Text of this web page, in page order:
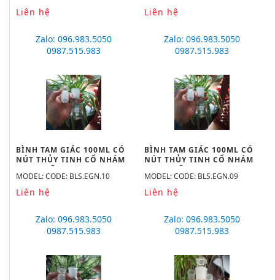
Liên hệ Liên hệ
Zalo: 096.983.5050
0987.515.983
BÌNH TAM GIÁC 100ML CÓ
NÚT THỦY TINH CỔ NHÁM
29/32, HÃNG BIOHALL-
GERMANY
MODEL: CODE: BLS.EGN.10
Liên hệ
Zalo: 096.983.5050
0987.515.983
BÌNH TAM GIÁC 100ML CÓ
NÚT THỦY TINH CỔ NHÁM
24/29, HÃNG BIOHALL-
GERMANY
MODEL: CODE: BLS.EGN.09
Liên hệ
Zalo: 096.983.5050
0987.515.983
Zalo: 096.983.5050
0987.515.983